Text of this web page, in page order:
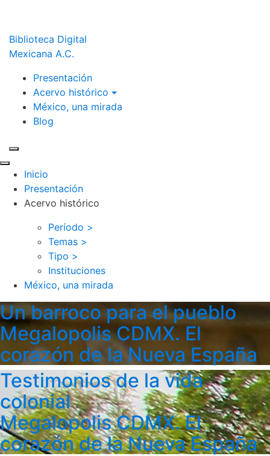
Biblioteca Digital
Mexicana A.C.
Presentación
Acervo histórico
México, una mirada
Blog
Inicio
Presentación
Acervo histórico
Período >
Temas >
Tipo >
Instituciones
México, una mirada
Un barroco para el pueblo
Megalopolis CDMX. El
corazón de la Nueva España
Testimonios de la vida
colonial
Megalopolis CDMX. El
corazón de la Nueva España